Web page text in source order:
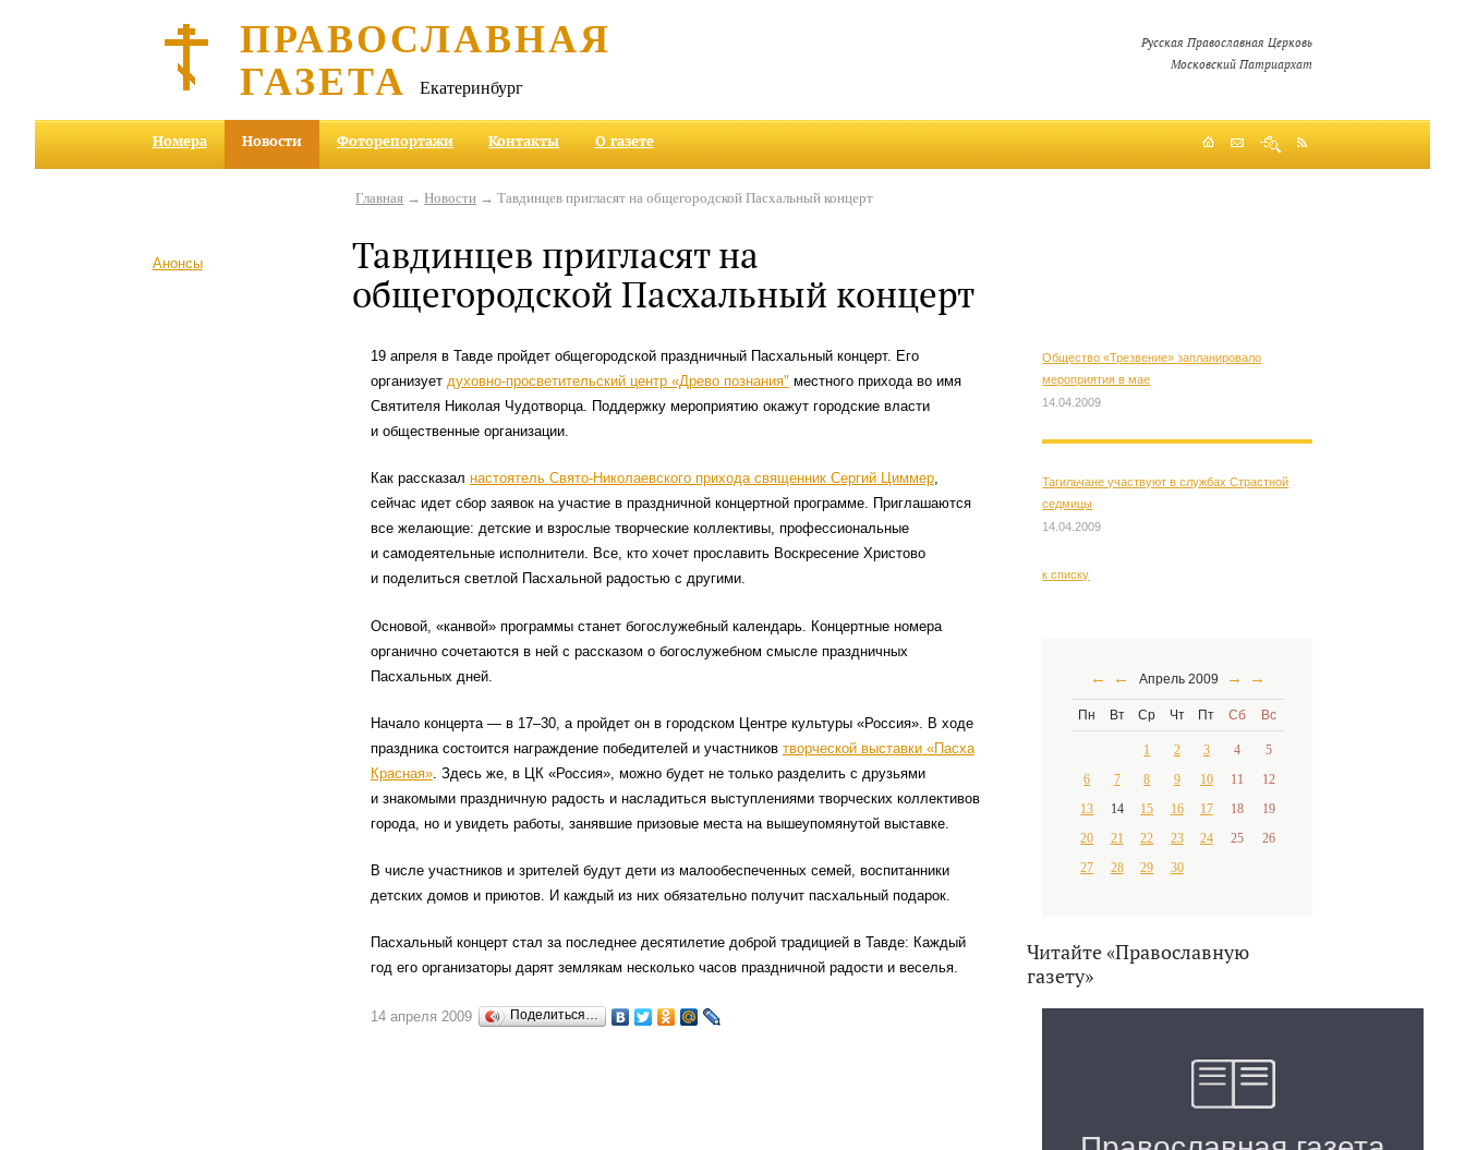
ПРАВОСЛАВНАЯ
ГАЗЕТА Екатеринбург
Русская Православная Церковь
Московский Патриархат
Номера Новости Фоторепортажи Контакты О газете
Анонсы
Главная →Новости → Тавдинцев пригласят на общегородской Пасхальный концерт
Тавдинцев пригласят на
общегородской Пасхальный концерт
19 апреля в Тавде пройдет общегородской праздничный Пасхальный концерт. Его
организует духовно-просветительский центр «Древо познания" местного прихода во имя
Святителя Николая Чудотворца. Поддержку мероприятию окажут городские власти
и общественные организации.
Как рассказал настоятель Свято-Николаевского прихода священник Сергий Циммер,
сейчас идет сбор заявок на участие в праздничной концертной программе. Приглашаются
все желающие: детские и взрослые творческие коллективы, профессиональные
и самодеятельные исполнители. Все, кто хочет прославить Воскресение Христово
и поделиться светлой Пасхальной радостью с другими.
Основой, «канвой» программы станет богослужебный календарь. Концертные номера
органично сочетаются в ней с рассказом о богослужебном смысле праздничных
Пасхальных дней.
Начало концерта — в 17–30, а пройдет он в городском Центре культуры «Россия». В ходе
праздника состоится награждение победителей и участников творческой выставки «Пасха
Красная». Здесь же, в ЦК «Россия», можно будет не только разделить с друзьями
и знакомыми праздничную радость и насладиться выступлениями творческих коллективов
города, но и увидеть работы, занявшие призовые места на вышеупомянутой выставке.
В числе участников и зрителей будут дети из малообеспеченных семей, воспитанники
детских домов и приютов. И каждый из них обязательно получит пасхальный подарок.
Пасхальный концерт стал за последнее десятилетие доброй традицией в Тавде: Каждый
год его организаторы дарят землякам несколько часов праздничной радости и веселья.
14 апреля 2009 Поделиться…
Общество «Трезвение» запланировало
мероприятия в мае
14.04.2009
Тагильчане участвуют в службах Страстной
седмицы
14.04.2009
к списку
← ← Апрель 2009 → →
Пн Вт Ср Чт Пт Сб Вс
1 2 3 4
5
6
7 8 9 10 11
12
13
14 15 16 17 18
19
20
21 22 23 24 25
26
27
28 29 30
Читайте «Православную
газету»